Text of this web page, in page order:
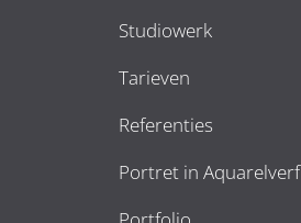
Studiowerk
Tarieven
Referenties
Portret in Aquarelverf